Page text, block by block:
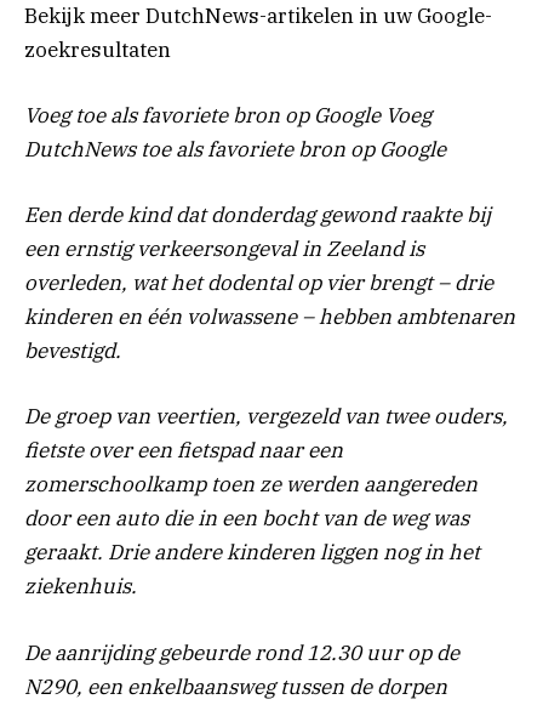
Bekijk meer DutchNews-artikelen in uw Google-
zoekresultaten
Voeg toe als favoriete bron op Google Voeg
DutchNews toe als favoriete bron op Google
Een derde kind dat donderdag gewond raakte bij
een ernstig verkeersongeval in Zeeland is
overleden, wat het dodental op vier brengt – drie
kinderen en één volwassene – hebben ambtenaren
bevestigd.
De groep van veertien, vergezeld van twee ouders,
fietste over een fietspad naar een
zomerschoolkamp toen ze werden aangereden
door een auto die in een bocht van de weg was
geraakt. Drie andere kinderen liggen nog in het
ziekenhuis.
De aanrijding gebeurde rond 12.30 uur op de
N290, een enkelbaansweg tussen de dorpen